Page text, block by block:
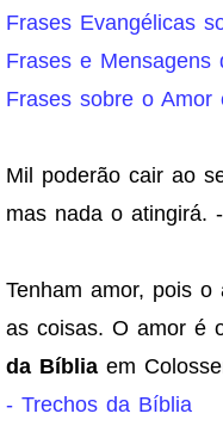
Frases Evangélicas
Frases e Mensagens
Frases sobre o
Mil poderão cair ao
mas nada o atingirá.
Tenham amor, pois o
as coisas. O amor é
da Bíblia em
- Trechos da Bíblia